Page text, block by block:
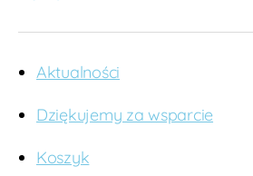
z
ni
a,
g
Aktualności
Dziękujemy za wsparcie
Koszyk